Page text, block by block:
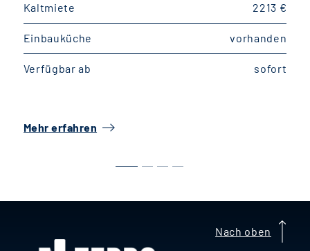
Kaltmiete 2213 €
Einbauküche vorhanden
Verfügbar ab sofort
Mehr erfahren
Nach oben